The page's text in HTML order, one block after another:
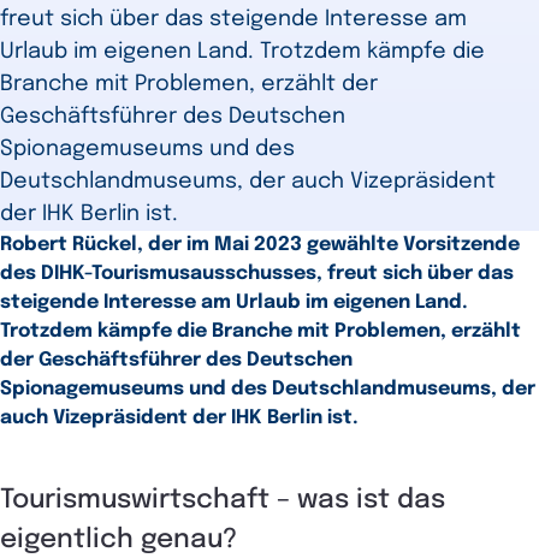
freut sich über das steigende Interesse am
Urlaub im eigenen Land. Trotzdem kämpfe die
Branche mit Problemen, erzählt der
Geschäftsführer des Deutschen
Spionagemuseums und des
Deutschlandmuseums, der auch Vizepräsident
der IHK Berlin ist.
Robert Rückel, der im Mai 2023 gewählte Vorsitzende
des DIHK-Tourismusausschusses, freut sich über das
steigende Interesse am Urlaub im eigenen Land.
Trotzdem kämpfe die Branche mit Problemen, erzählt
der Geschäftsführer des Deutschen
Spionagemuseums und des Deutschlandmuseums, der
auch Vizepräsident der IHK Berlin ist.
Tourismuswirtschaft – was ist das
eigentlich genau?